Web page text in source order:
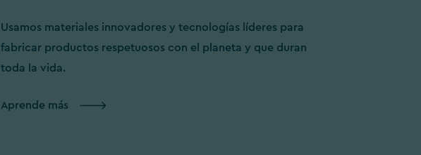
Usamos materiales innovadores y tecnologías líderes para
fabricar productos respetuosos con el planeta y que duran
toda la vida.
Aprende más